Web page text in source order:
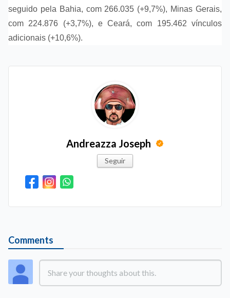
seguido pela Bahia, com 266.035 (+9,7%), Minas Gerais,
com 224.876 (+3,7%), e Ceará, com 195.462 vínculos
adicionais (+10,6%).
Andreazza Joseph
Seguir
Comments